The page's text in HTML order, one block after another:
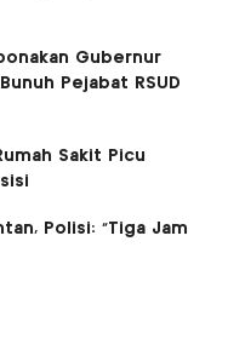
Gubernur
Pejabat RSUD
Sakit Picu
Polisi: “Tiga Jam